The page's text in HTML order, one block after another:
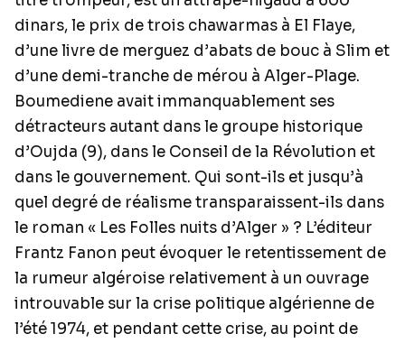
dinars, le prix de trois chawarmas à El Flaye,
d’une livre de merguez d’abats de bouc à Slim et
d’une demi-tranche de mérou à Alger-Plage.
Boumediene avait immanquablement ses
détracteurs autant dans le groupe historique
d’Oujda (9), dans le Conseil de la Révolution et
dans le gouvernement. Qui sont-ils et jusqu’à
quel degré de réalisme transparaissent-ils dans
le roman « Les Folles nuits d’Alger » ? L’éditeur
Frantz Fanon peut évoquer le retentissement de
la rumeur algéroise relativement à un ouvrage
introuvable sur la crise politique algérienne de
l’été 1974, et pendant cette crise, au point de